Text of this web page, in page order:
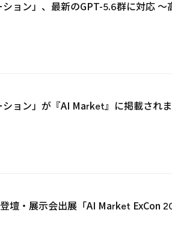
ション」、最新のGPT-5.6群に対応
ション」が『AI Market』に掲載され
壇・展示会出展「AI Market ExCon